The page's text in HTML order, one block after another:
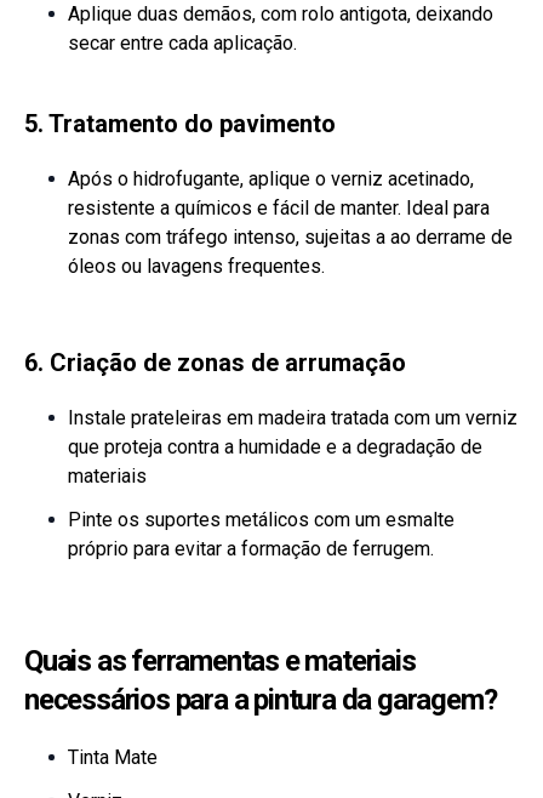
Aplique duas demãos, com rolo antigota, deixando
secar entre cada aplicação.
5. Tratamento do pavimento
Após o hidrofugante, aplique o verniz acetinado,
resistente a químicos e fácil de manter. Ideal para
zonas com tráfego intenso, sujeitas a ao derrame de
óleos ou lavagens frequentes.
6. Criação de zonas de arrumação
Instale prateleiras em madeira tratada com um verniz
que proteja contra a humidade e a degradação de
materiais
Pinte os suportes metálicos com um esmalte
próprio para evitar a formação de ferrugem.
Quais as ferramentas e materiais
necessários para a pintura da garagem?
Tinta Mate